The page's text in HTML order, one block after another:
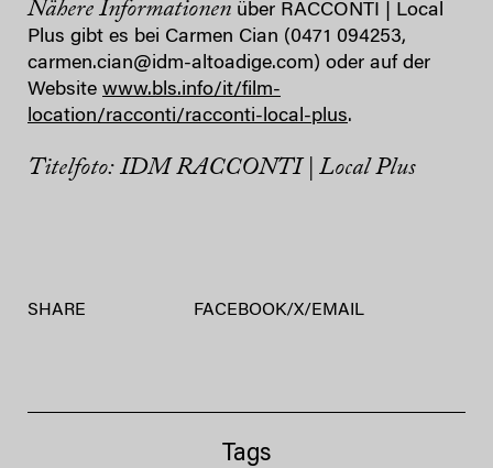
Nähere Informationen über RACCONTI | Local
Plus gibt es bei Carmen Cian (0471 094253,
carmen.cian@idm-altoadige.com) oder auf der
Website www.bls.info/it/film-
location/racconti/racconti-local-plus.
Titelfoto: IDM RACCONTI | Local Plus
SHARE FACEBOOK/X/ EMAIL
Tags